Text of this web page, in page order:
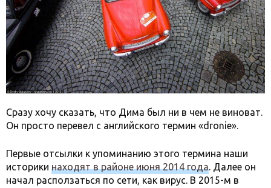
Сразу хочу сказать, что Дима был ни в чем не виноват.
Он просто перевел с английского термин «dronie».
Первые отсылки к упоминанию этого термина наши
историки находят в районе июня 2014 года. Далее он
начал расползаться по сети, как вирус. В 2015-м в